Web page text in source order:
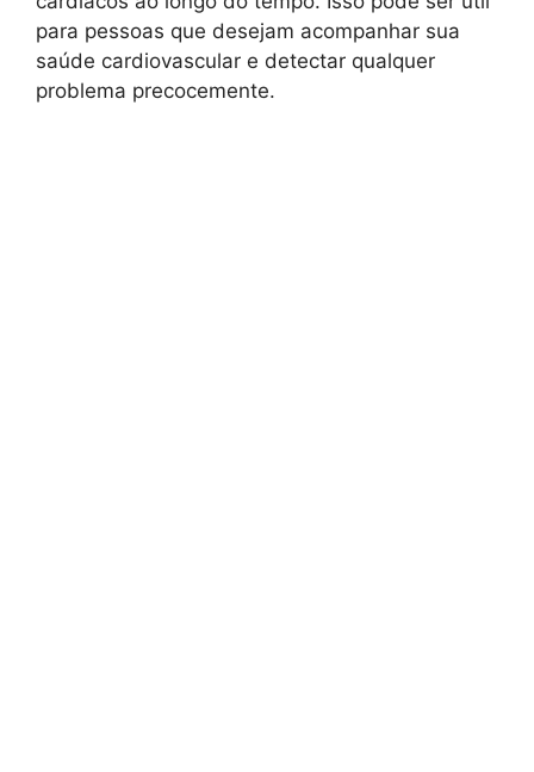
para pessoas que desejam acompanhar sua
saúde cardiovascular e detectar qualquer
problema precocemente.